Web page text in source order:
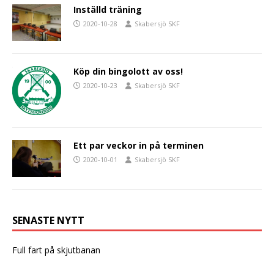
Inställd träning
2020-10-28 Skabersjö SKF
Köp din bingolott av oss!
2020-10-23 Skabersjö SKF
Ett par veckor in på terminen
2020-10-01 Skabersjö SKF
SENASTE NYTT
Full fart på skjutbanan